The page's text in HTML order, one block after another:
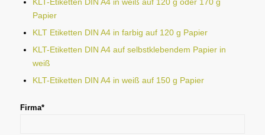
KLT-Etiketten DIN A4 in weiß auf 120 g oder 170 g
Papier
KLT Etiketten DIN A4 in farbig auf 120 g Papier
KLT-Etiketten DIN A4 auf selbstklebendem Papier in
weiß
KLT-Etiketten DIN A4 in weiß auf 150 g Papier
Firma*